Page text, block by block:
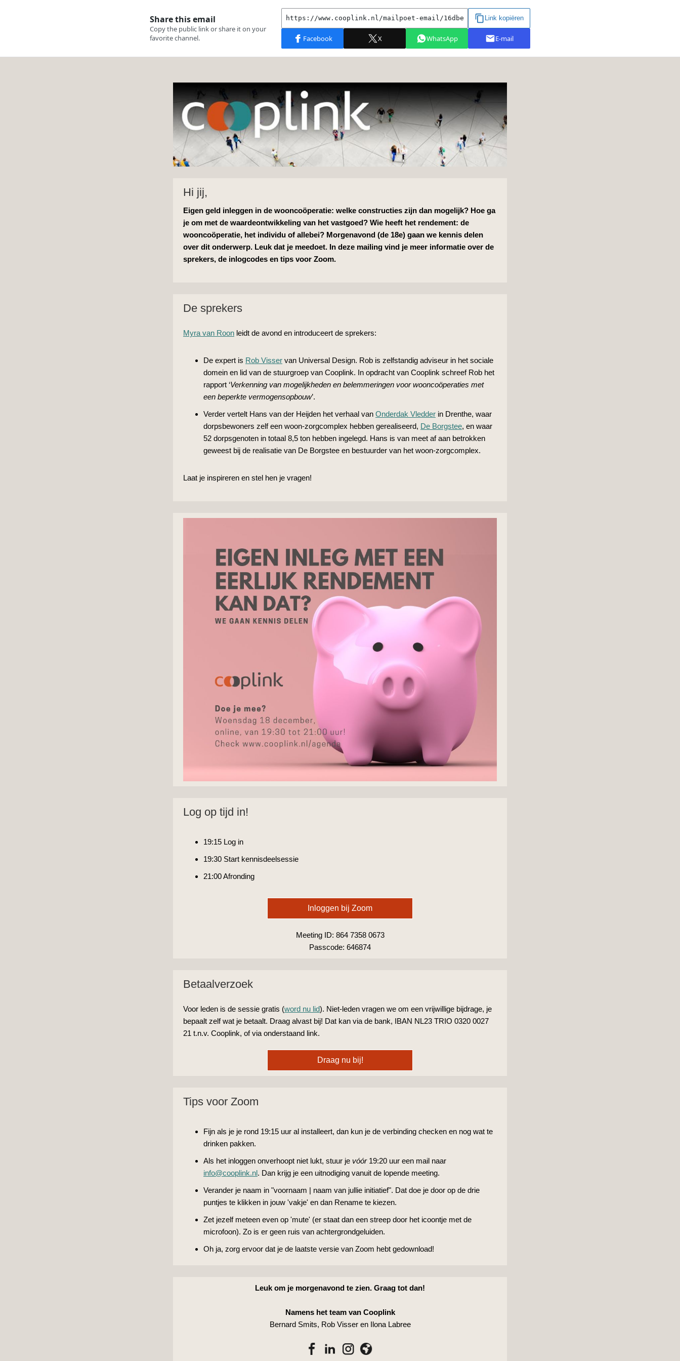
Hi jij,
Eigen geld inleggen in de wooncoöperatie: welke constructies zijn dan mogelijk? Hoe ga
je om met de waardeontwikkeling van het vastgoed? Wie heeft het rendement: de
wooncoöperatie, het individu of allebei? Morgenavond (de 18e) gaan we kennis delen
over dit onderwerp. Leuk dat je meedoet. In deze mailing vind je meer informatie over de
sprekers, de inlogcodes en tips voor Zoom.
De sprekers
Myra van Roon leidt de avond en introduceert de sprekers:
De expert is Rob Visser van Universal Design. Rob is zelfstandig adviseur in het sociale
domein en lid van de stuurgroep van Cooplink. In opdracht van Cooplink schreef Rob het
rapport ‘Verkenning van mogelijkheden en belemmeringen voor wooncoöperaties met
een beperkte vermogensopbouw’.
Verder vertelt Hans van der Heijden het verhaal van Onderdak Vledder in Drenthe, waar
dorpsbewoners zelf een woon-zorgcomplex hebben gerealiseerd, De Borgstee, en waar
52 dorpsgenoten in totaal 8,5 ton hebben ingelegd. Hans is van meet af aan betrokken
geweest bij de realisatie van De Borgstee en bestuurder van het woon-zorgcomplex.
Laat je inspireren en stel hen je vragen!
Log op tijd in!
19:15 Log in
19:30 Start kennisdeelsessie
21:00 Afronding
Inloggen bij Zoom
Meeting ID: 864 7358 0673
Passcode: 646874
Betaalverzoek
Voor leden is de sessie gratis (word nu lid). Niet-leden vragen we om een vrijwillige bijdrage, je
bepaalt zelf wat je betaalt. Draag alvast bij! Dat kan via de bank, IBAN NL23 TRIO 0320 0027
21 t.n.v. Cooplink, of via onderstaand link.
Draag nu bij!
Tips voor Zoom
Fijn als je je rond 19:15 uur al installeert, dan kun je de verbinding checken en nog wat te
drinken pakken.
Als het inloggen onverhoopt niet lukt, stuur je vóór19:20 uur een mail naar
info@cooplink.nl. Dan krijg je een uitnodiging vanuit de lopende meeting.
Verander je naam in "voornaam | naam van jullie initiatief". Dat doe je door op de drie
puntjes te klikken in jouw 'vakje' en dan Rename te kiezen.
Zet jezelf meteen even op 'mute' (er staat dan een streep door het icoontje met de
microfoon). Zo is er geen ruis van achtergrondgeluiden.
Oh ja, zorg ervoor dat je de laatste versie van Zoom hebt gedownload!
Leuk om je morgenavond te zien. Graag tot dan!
Namens het team van Cooplink
Bernard Smits, Rob Visser en Ilona Labree